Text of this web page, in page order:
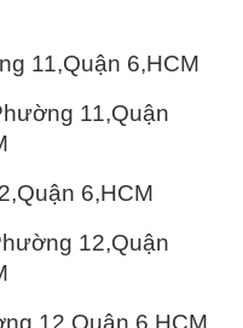
11,Quận 6,HCM
11,Quận
6,HCM
12,Quận
12,Quận 6,HCM